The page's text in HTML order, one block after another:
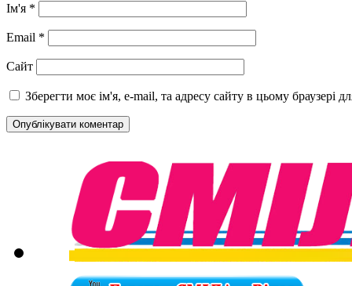
Ім'я *
Email *
Сайт
Зберегти моє ім'я, e-mail, та адресу сайту в цьому браузері